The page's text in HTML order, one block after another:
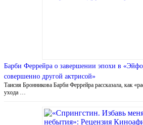
Барби Феррейра о завершении эпохи в
совершенно другой актрисой»
Таисия Бронникова Барби Феррейра рассказала, как
ухода …